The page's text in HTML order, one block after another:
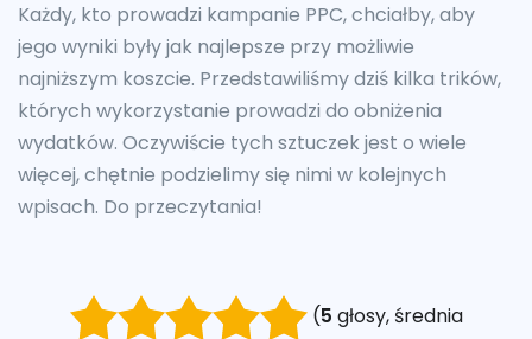
Każdy, kto prowadzi kampanie PPC, chciałby, aby
jego wyniki były jak najlepsze przy możliwie
najniższym koszcie. Przedstawiliśmy dziś kilka trików,
których wykorzystanie prowadzi do obniżenia
wydatków. Oczywiście tych sztuczek jest o wiele
więcej, chętnie podzielimy się nimi w kolejnych
wpisach. Do przeczytania!
(5 głosy, średnia